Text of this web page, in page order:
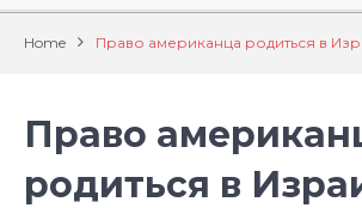
Home Право американца родиться в
Право
родиться в